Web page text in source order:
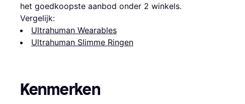
het goedkoopste aanbod onder 2 winkels.
Vergelijk:
Ultrahuman Wearables
Ultrahuman Slimme Ringen
Kenmerken